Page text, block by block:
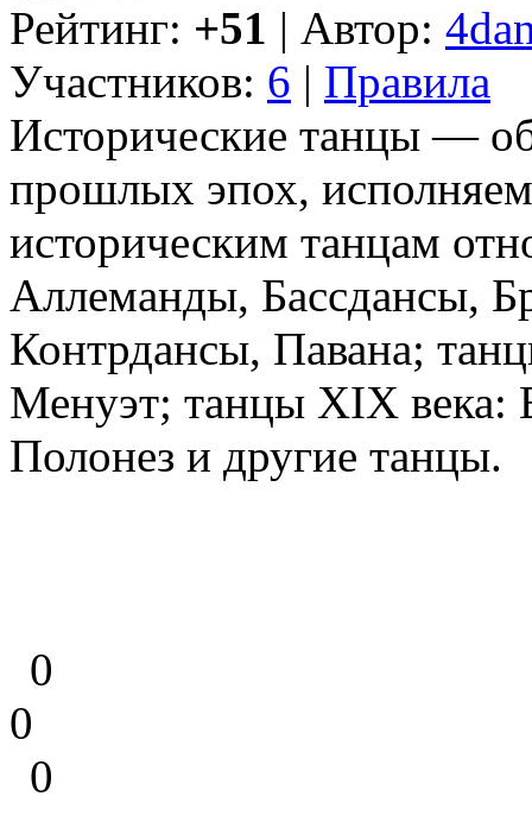
Рейтинг: +51 | Автор:
Участников: 6 | Правила
Исторические танцы —
прошлых эпох,
историческим танцам
Аллеманды, Бассдансы,
Контрдансы, Павана;
Менуэт; танцы XIX века:
Полонез и другие танцы.
0
0
0